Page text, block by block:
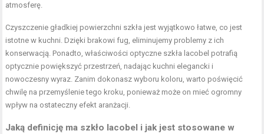
atmosferę.
Czyszczenie gładkiej powierzchni szkła jest wyjątkowo łatwe, co jest
istotne w kuchni. Dzięki brakowi fug, eliminujemy problemy z ich
konserwacją. Ponadto, właściwości optyczne szkła lacobel potrafią
optycznie powiększyć przestrzeń, nadając kuchni elegancki i
nowoczesny wyraz. Zanim dokonasz wyboru koloru, warto poświęcić
chwilę na przemyślenie tego kroku, ponieważ może on mieć ogromny
wpływ na ostateczny efekt aranżacji.
Jaką definicję ma szkło lacobel i jak jest stosowane w